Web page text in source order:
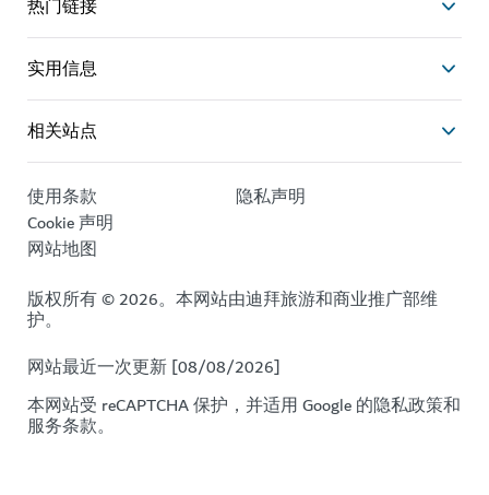
热门链接
实用信息
相关站点
使用条款
隐私声明
Cookie 声明
网站地图
版权所有 © 2026。本网站由迪拜旅游和商业推广部维
护。
网站最近一次更新 [08/08/2026]
本网站受 reCAPTCHA 保护，并适用 Google 的隐私政策和
服务条款。